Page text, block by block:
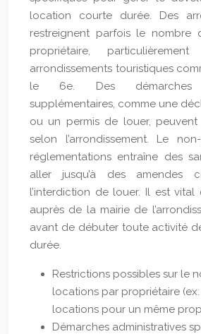
location courte durée. Des
restreignent parfois le nombre
propriétaire,
arrondissements touristiques
le 6e. Des démarches
supplémentaires, comme une
ou un permis de louer, peuvent
selon l’arrondissement. Le
réglementations entraîne des
aller jusqu’à des amendes
l’interdiction de louer. Il est vital
auprès de la mairie de
avant de débuter toute activité
durée.
Restrictions possibles sur le
locations par propriétaire (ex:
locations pour un même
Démarches administratives